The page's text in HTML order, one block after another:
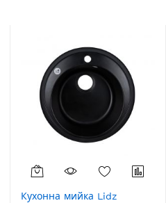
Кухонна мийка Lidz